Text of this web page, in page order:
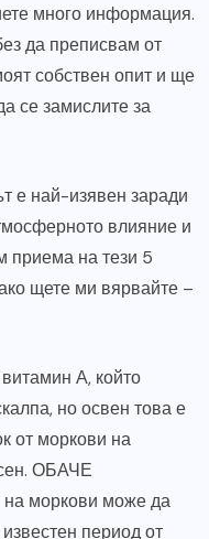
много информация.
да преписвам от
собствен опит и ще
се замислите за
е най-изявен заради
влияние и
приема на тези 5
щете ми вярвайте –
А, който
но освен това е
от моркови на
ОБАЧЕ
моркови може да
период от